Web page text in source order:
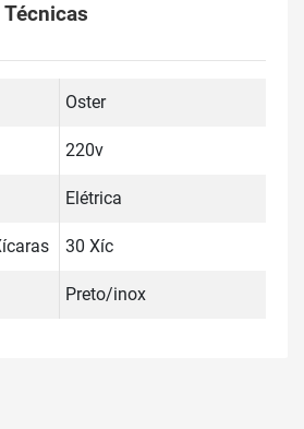
Oster
220v
Elétrica
30 Xíc
Preto/inox